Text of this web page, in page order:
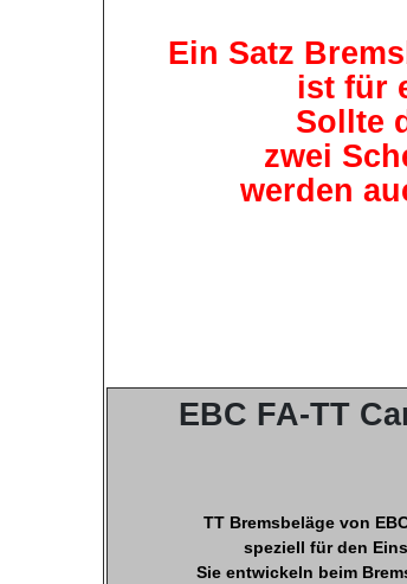
Ein Satz
ist für
Sollte
zwei
werden
EBC FA-TT
TT Bremsbeläge von
speziell für den
Sie entwickeln beim